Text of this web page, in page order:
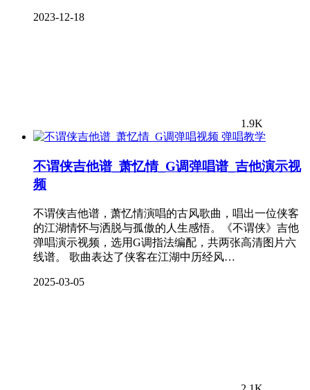
2023-12-18
1.9K
弹唱教学
不谓侠吉他谱_萧忆情_G调弹唱谱_吉他演示视
频
不谓侠吉他谱，萧忆情演唱的古风歌曲，唱出一位侠客
的江湖情怀与洒脱与孤傲的人生感悟。《不谓侠》吉他
弹唱演示视频，选用G调指法编配，共两张高清图片六
线谱。 歌曲表达了侠客在江湖中历经风…
2025-03-05